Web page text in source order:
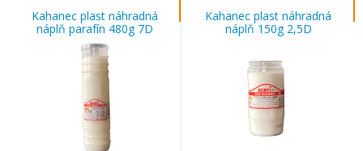
Kahanec plast náhradná
náplň parafín 480g 7D
Kahanec plast náhradná
náplň 150g 2,5D